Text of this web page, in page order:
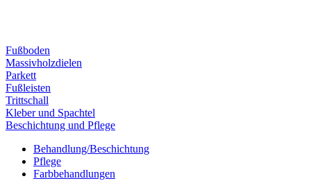
Fußboden
Massivholzdielen
Parkett
Fußleisten
Trittschall
Kleber und Spachtel
Beschichtung und Pflege
Behandlung/Beschichtung
Pflege
Farbbehandlungen